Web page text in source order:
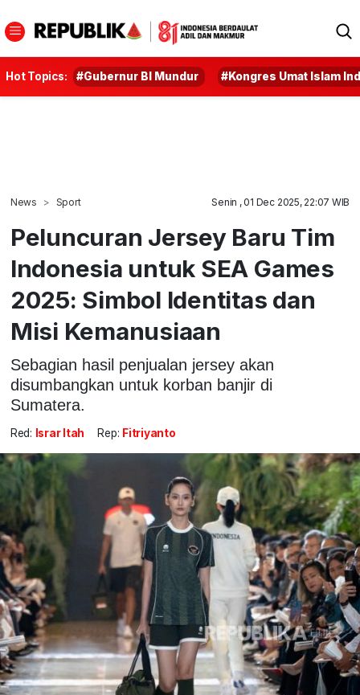
Hot Topics: #Gubernur BI Mundur #Kongres Umat Islam
News Sport Senin , 01 Dec 2025, 22:07 WIB
Peluncuran Jersey Baru Tim
Indonesia untuk SEA Games
2025: Simbol Identitas dan
Misi Kemanusiaan
Sebagian hasil penjualan jersey akan
disumbangkan untuk korban banjir di
Sumatera.
Red: Israr Itah Rep: Fitriyanto